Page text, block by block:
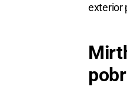
exterior